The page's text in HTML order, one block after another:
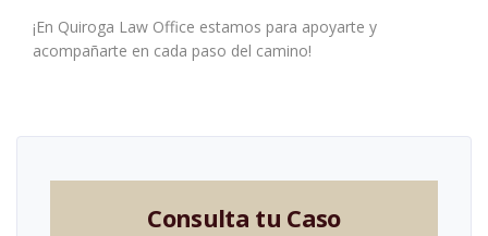
¡En Quiroga Law Office estamos para apoyarte y
acompañarte en cada paso del camino!
Consulta tu Caso